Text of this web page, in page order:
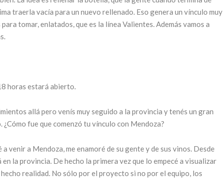
traerla vacía para un nuevo rellenado. Eso genera un vínculo muy
tomar, enlatados, que es la línea Valientes. Además vamos a
horas estará abierto.
allá pero venís muy seguido a la provincia y tenés un gran
fue que comenzó tu vínculo con Mendoza?
venir a Mendoza, me enamoré de su gente y de sus vinos. Desde
la provincia. De hecho la primera vez que lo empecé a visualizar
hecho realidad. No sólo por el proyecto si no por el equipo, los